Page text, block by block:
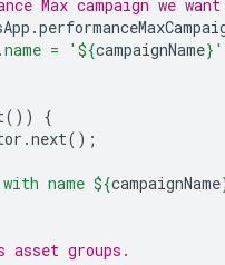
Max campaign we
.
= ' ${campaignName}
())
{
.next();
name ${campaignName
asset groups.